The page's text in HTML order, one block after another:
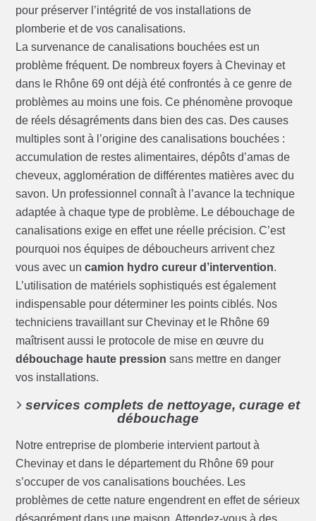
pour préserver l’intégrité de vos installations de
plomberie et de vos canalisations.
La survenance de canalisations bouchées est un
problème fréquent. De nombreux foyers à Chevinay et
dans le Rhône 69 ont déjà été confrontés à ce genre de
problèmes au moins une fois. Ce phénomène provoque
de réels désagréments dans bien des cas. Des causes
multiples sont à l’origine des canalisations bouchées :
accumulation de restes alimentaires, dépôts d’amas de
cheveux, agglomération de différentes matières avec du
savon. Un professionnel connaît à l’avance la technique
adaptée à chaque type de problème. Le débouchage de
canalisations exige en effet une réelle précision. C’est
pourquoi nos équipes de déboucheurs arrivent chez
vous avec uncamion hydro cureur d’intervention.
L’utilisation de matériels sophistiqués est également
indispensable pour déterminer les points ciblés. Nos
techniciens travaillant sur Chevinay et le Rhône 69
maîtrisent aussi le protocole de mise en œuvre du
débouchage haute pression sans mettre en danger
vos installations.
services complets de nettoyage, curage et
débouchage
Notre entreprise de plomberie intervient partout à
Chevinay et dans le département du Rhône 69 pour
s’occuper de vos canalisations bouchées. Les
problèmes de cette nature engendrent en effet de sérieux